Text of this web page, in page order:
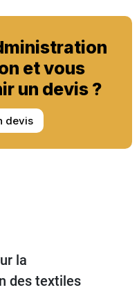
et vous
un devis ?
devis
la
des textiles